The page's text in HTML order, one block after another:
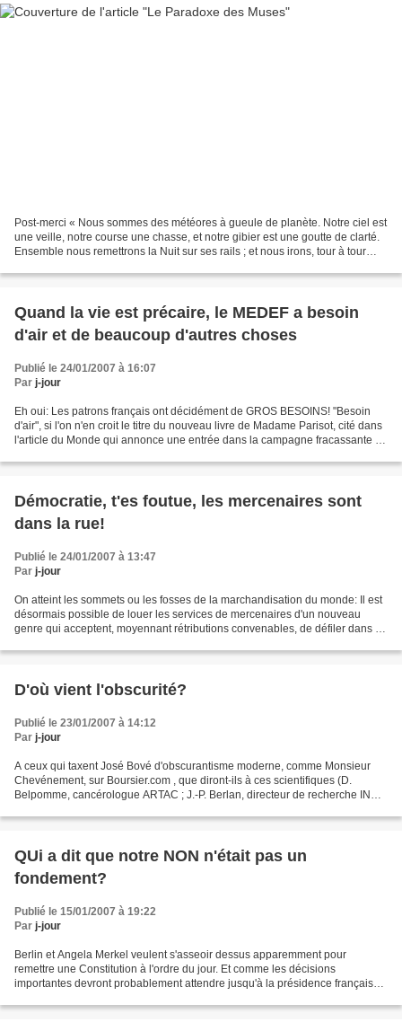
Post-merci « Nous sommes des météores à gueule de planète. Notre ciel est
une veille, notre course une chasse, et notre gibier est une goutte de clarté.
Ensemble nous remettrons la Nuit sur ses rails ; et nous irons, tour à tour
Quand la vie est précaire, le MEDEF a besoin
d'air et de beaucoup d'autres choses
Publié le 24/01/2007 à 16:07
Par j-jour
Eh oui: Les patrons français ont décidément de GROS BESOINS! "Besoin
d'air", si l'on n'en croit le titre du nouveau livre de Madame Parisot, cité dans
l'article du Monde qui annonce une entrée dans la campagne fracassante du
Démocratie, t'es foutue, les mercenaires sont
dans la rue!
Publié le 24/01/2007 à 13:47
Par j-jour
On atteint les sommets ou les fosses de la marchandisation du monde: Il est
désormais possible de louer les services de mercenaires d'un nouveau
genre qui acceptent, moyennant rétributions convenables, de défiler dans la
D'où vient l'obscurité?
Publié le 23/01/2007 à 14:12
Par j-jour
A ceux qui taxent José Bové d'obscurantisme moderne, comme Monsieur
Chevénement, sur Boursier.com , que diront-ils à ces scientifiques (D.
Belpomme, cancérologue ARTAC ; J.-P. Berlan, directeur de recherche INRA
QUi a dit que notre NON n'était pas un
fondement?
Publié le 15/01/2007 à 19:22
Par j-jour
Berlin et Angela Merkel veulent s'asseoir dessus apparemment pour
remettre une Constitution à l'ordre du jour. Et comme les décisions
importantes devront probablement attendre jusqu'à la présidence française